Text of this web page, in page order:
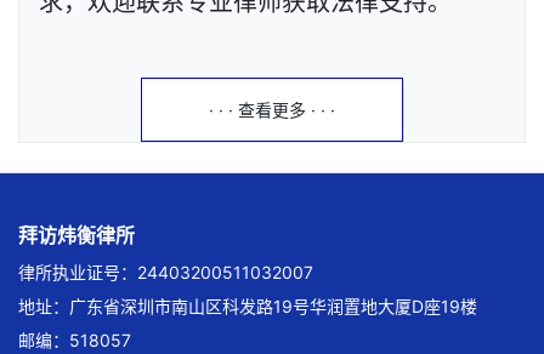
· · · 查看更多 · · ·
拜访炜衡律所
律所执业证号：24403200511032007
地址：广东省深圳市南山区科发路19号华润置地大厦D座19楼
邮编：518057